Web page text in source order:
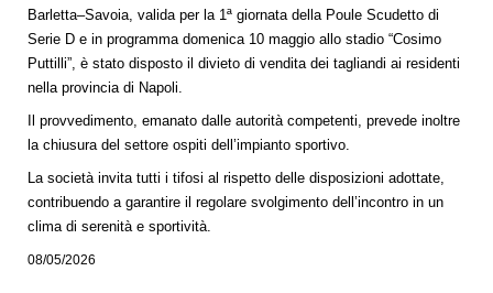
Barletta–Savoia, valida per la 1ª giornata della Poule Scudetto di
Serie D e in programma domenica 10 maggio allo stadio “Cosimo
Puttilli”, è stato disposto il divieto di vendita dei tagliandi ai residenti
nella provincia di Napoli.
Il provvedimento, emanato dalle autorità competenti, prevede inoltre
la chiusura del settore ospiti dell’impianto sportivo.
La società invita tutti i tifosi al rispetto delle disposizioni adottate,
contribuendo a garantire il regolare svolgimento dell’incontro in un
clima di serenità e sportività.
08/05/2026